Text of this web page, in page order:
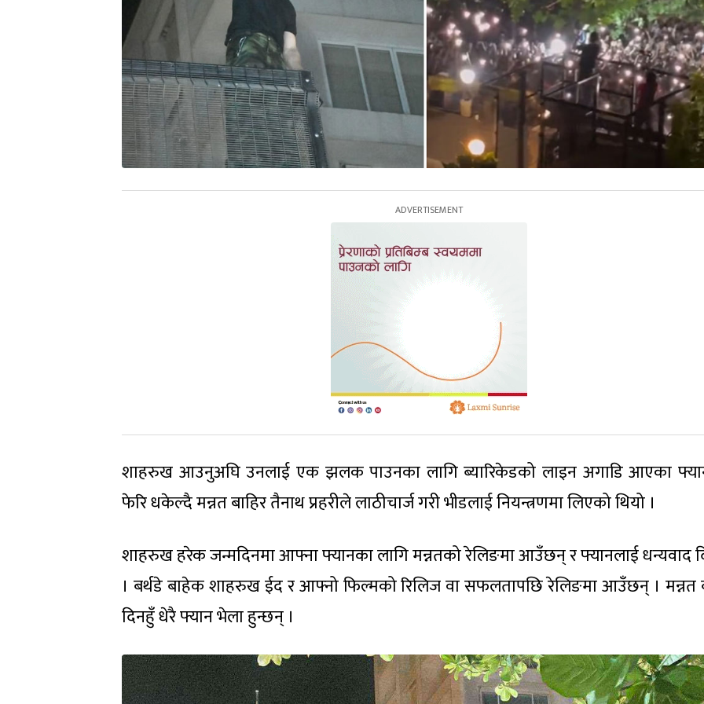
शाहरुख आउनुअघि उनलाई एक झलक पाउनका लागि ब्यारिकेडको लाइन अगाडि आएका
फेरि धकेल्दै मन्नत बाहिर तैनाथ प्रहरीले लाठीचार्ज गरी भीडलाई नियन्त्रणमा लिएको थियो ।
शाहरुख हरेक जन्मदिनमा आफ्ना फ्यानका लागि मन्नतको रेलिङमा आउँछन् र फ्यानलाई धन्यवाद
। बर्थडे बाहेक शाहरुख ईद र आफ्नो फिल्मको रिलिज वा सफलतापछि रेलिङमा आउँछन् । मन्नत
दिनहुँ धेरै फ्यान भेला हुन्छन् ।